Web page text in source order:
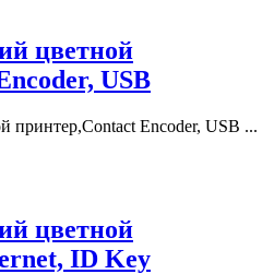
цветной
USB
принтер,Contact Encoder, USB ...
цветной
ID Key